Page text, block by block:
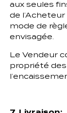
aux seules
de
mode de
envisagée.
Le Vendeur
propriété des